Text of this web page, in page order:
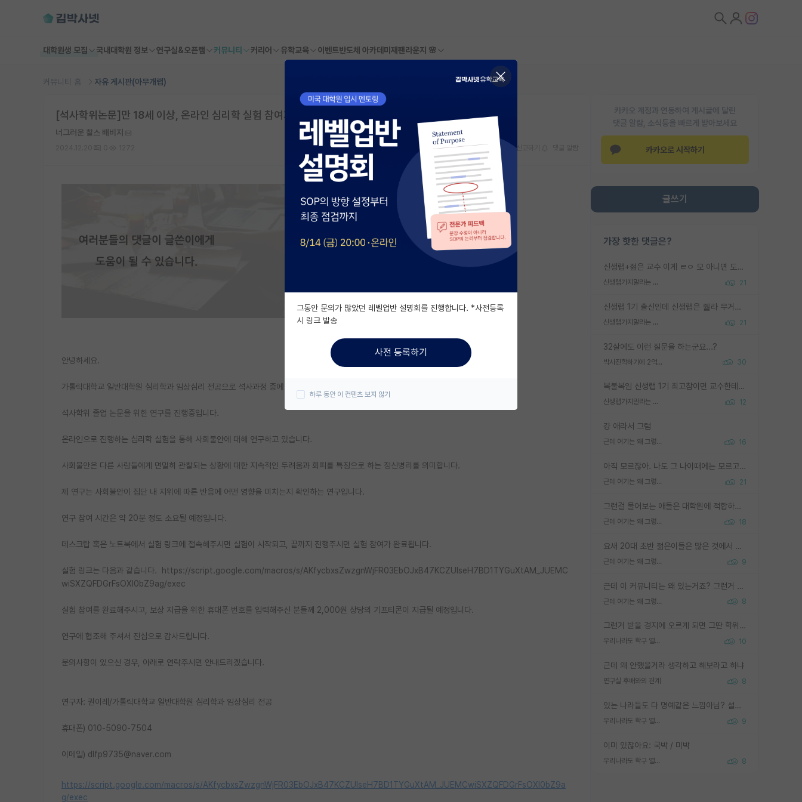
대학원생 모집 국내대학원 정보 연구실&오픈랩 커뮤니티 커리어 유학교육 이벤트반도체 아카데미 재팬라운지 🌸
커뮤니티 홈 자유 게시판(아무개랩)
카카오 계정과 연동하여 게시글에 달린
댓글 알람, 소식등을 빠르게 받아보세요
카카오로 시작하기
글쓰기
가장 핫한 댓글은?
신생랩+젊은 교수 이게 ㄹㅇ 모 아니면 도인듯.
신생랩가지말라는 이유가 있었구나 21
신생랩 1기 출신인데 신생랩은 줠라 무거운 바벨 같은거임. 들면 대박인데 못들면 깔려 죽음. 아무도 알려주지 않는 환경에서 자생해야하지만, 일단 살아남았다면 그 어떤 사람보다 악착같고 생존력 높은 사람으로 거듭날 수 있음
신생랩가지말라는 이유가 있었구나 21
32살에도 이런 질문을 하는군요...?
박사진학하기에 2억은 괜찮은 (?) 정도의 경제력인가요 30
복불복임 신생랩 1기 최고참이면 교수한테 직접 지도받는 시간이 매우 많음 제대로 된 교수라면 말이지 그게 아니라면 그냥 넌 해방 불가능한 노예 1호에 감점쓰레기통이 되는거고
신생랩가지말라는 이유가 있었구나 12
걍 애라서 그럼
근데 여기는 왜 그렇게 SPK를 물어보는거임? 16
아직 모르잖아. 나도 그 나이때에는 모르고 평가 받고 안심하고 싶었어.
근데 여기는 왜 그렇게 SPK를 물어보는거임? 21
그런걸 물어보는 애들은 대학원에 적합하지 않다
근데 여기는 왜 그렇게 SPK를 물어보는거임? 18
요새 20대 초반 젊은이들은 많은 것에서 가성비를 따지더라고요. 내가 이 정도 인풋을 넣었을 때 그만큼 아웃풋이 나올 것인가? 사실 아웃풋이 인풋 대비 리니어하게 나오지 않는 영역을 시도하기 싫어한다는 느낌입니다.
근데 여기는 왜 그렇게 SPK를 물어보는거임? 9
근데 이 커뮤니티는 왜 있는거죠? 그런거 쉽게 물어볼수있어서 있는거 아닌가요? 그렇게 보기 싫으면 커뮤니티도 하지마시지 그러면
근데 여기는 왜 그렇게 SPK를 물어보는거임? 8
그런거 받을 경지에 오르게 되면 그딴 학위명이 필요없음
우리나라도 학구 열풍보면 Higher Doctorate 학위가 필요하다고 봅니다. 10
근데 왜 안했을거라 생각하고 해보라고 하냐
연구실 후배와의 관계 8
있는 나라들도 다 명예같은 느낌아님? 설마 박사끼리 등급나눠서 학위수여하자 같은 헛소리는 아니지? ㅋㅋ
우리나라도 학구 열풍보면 Higher Doctorate 학위가 필요하다고 봅니다. 9
이미 있잖아요: 국박 / 미박
우리나라도 학구 열풍보면 Higher Doctorate 학위가 필요하다고 봅니다. 8
[석사학위논문]만 18세 이상, 온라인 심리학 실험 참여자 모집
너그러운 찰스 배비지
스크랩 신고하기
안녕하세요.
가톨릭대학교 일반대학원 심리학과 임상심리 전공으로 석사과정 중에 있는 권이레입니다.
석사학위 졸업 논문을 위한 연구를 진행중입니다.
온라인으로 진행하는 심리학 실험을 통해 사회불안에 대해 연구하고 있습니다.
사회불안은 다른 사람들에게 면밀히 관찰되는 상황에 대한 지속적인 두려움과 회피를 특징으로 하는 정신병리를 의미합니다.
제 연구는 사회불안이 집단 내 지위에 따른 반응에 어떤 영향을 미치는지 확인하는 연구입니다.
연구 참여 시간은 약 20분 정도 소요될 예정입니다.
데스크탑 혹은 노트북에서 실험 링크에 접속해주시면 실험이 시작되고, 끝까지 진행주시면 실험 참여가 완료됩니다.
실험 링크는 다음과 같습니다. https://script.google.com/macros/s/AKfycbxsZwzgnWjFR03EbOJxB47KCZUlseH7BD1TYGuXtAM_JUEMC
wiSXZQFDGrFsOXl0bZ9ag/exec
실험 참여를 완료해주시고, 보상 지급을 위한 휴대폰 번호를 입력해주신 분들께 2,000원 상당의 기프티콘이 지급될 예정입니다.
연구에 협조해 주셔서 진심으로 감사드립니다.
문의사항이 있으신 경우, 아래로 연락주시면 안내드리겠습니다.
연구자: 권이레/가톨릭대학교 일반대학원 심리학과 임상심리 전공
휴대폰) 010-5090-7504
이메일) dlfp9735@naver.com
https://script.google.com/macros/s/AKfycbxsZwzgnWjFR03EbOJxB47KCZUlseH7BD1TYGuXtAM_JUEMCwiSXZQFDGrFsOXl0bZ9a
g/exec
그동안 문의가 많았던 레벨업반 설명회를 진행합니다. *사전등록
시 링크 발송
사전 등록하기
하루 동안 이 컨텐츠 보지 않기